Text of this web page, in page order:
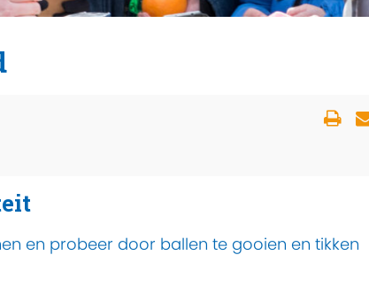
en probeer door ballen te gooien en tikken